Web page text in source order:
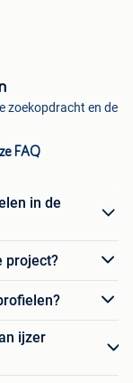
zoekopdracht en de
FAQ
in de
project?
ijzer